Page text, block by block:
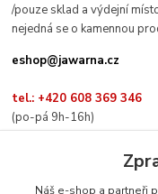
/pouze sklad a výdejní
nejedná se o kamennou
eshop@jawarna.cz
tel.: +420 608 369 346
(po-pá 9h-16h)
Náš e-shop a partneři